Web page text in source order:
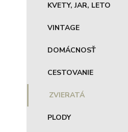
KVETY, JAR, LETO
VINTAGE
DOMÁCNOSŤ
CESTOVANIE
ZVIERATÁ
PLODY